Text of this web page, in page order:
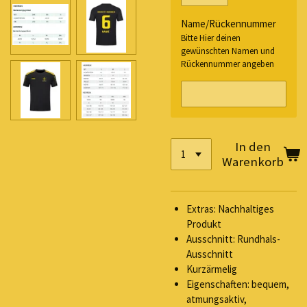
Name/Rückennummer
Bitte Hier deinen
gewünschten Namen und
Rückennummer angeben
In den
Warenkorb
Extras: Nachhaltiges
Produkt
Ausschnitt: Rundhals-
Ausschnitt
Kurzärmelig
Eigenschaften: bequem,
atmungsaktiv,